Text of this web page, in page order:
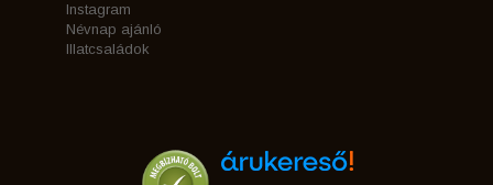
Instagram
Névnap ajánló
Illatcsaládok